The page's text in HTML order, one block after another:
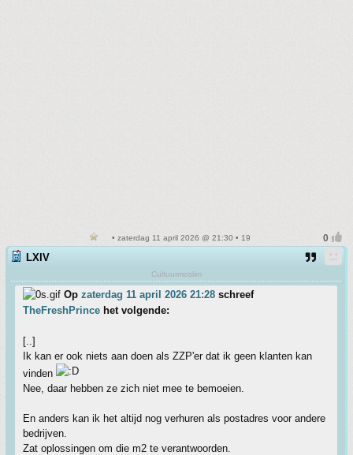
• zaterdag 11 april 2026 @ 21:30 • 19
LXIV
Cultuurmoslim
Op zaterdag 11 april 2026 21:28 schreef
TheFreshPrince het volgende:
[..]
Ik kan er ook niets aan doen als ZZP'er dat ik geen klanten kan
vinden
Nee, daar hebben ze zich niet mee te bemoeien.
En anders kan ik het altijd nog verhuren als postadres voor andere
bedrijven.
Zat oplossingen om die m2 te verantwoorden.